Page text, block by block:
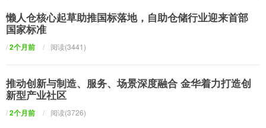
懒人仓核心起草助推国标落地，自助仓储行业迎来首部
国家标准
/2个月前 / 阅读(3441)
推动创新与制造、服务、场景深度融合 金华着力打造创
新型产业社区
/2个月前 / 阅读(3726)